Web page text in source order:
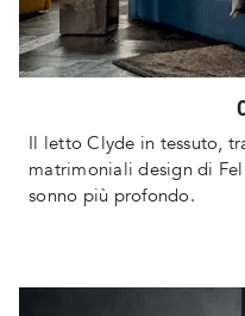
Il letto Clyde in tessuto,
matrimoniali design di
sonno più profondo.